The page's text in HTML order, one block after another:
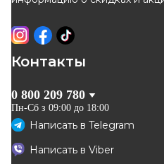
-10 %
TRW
Рычаг подвески (передний)
Контакты
0 800 209 780
Пн-Сб з 09:00 до 18:00
Написать в Telegram
Написать в Viber